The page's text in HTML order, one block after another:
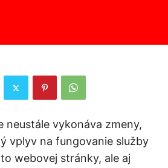
neustále vykonáva zmeny,
vplyv na fungovanie služby
webovej stránky, ale aj